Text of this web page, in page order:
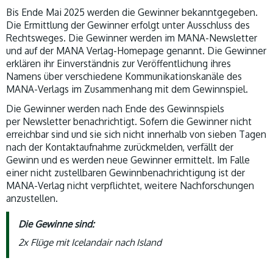
Bis Ende Mai 2025 werden die Gewinner bekanntgegeben.
Die Ermittlung der Gewinner erfolgt unter Ausschluss des
Rechtsweges. Die Gewinner werden im MANA-Newsletter
und auf der MANA Verlag-Homepage genannt. Die Gewinner
erklären ihr Einverständnis zur Veröffentlichung ihres
Namens über verschiedene Kommunikationskanäle des
MANA-Verlags im Zusammenhang mit dem Gewinnspiel.
Die Gewinner werden nach Ende des Gewinnspiels
per Newsletter benachrichtigt. Sofern die Gewinner nicht
erreichbar sind und sie sich nicht innerhalb von sieben Tagen
nach der Kontaktaufnahme zurückmelden, verfällt der
Gewinn und es werden neue Gewinner ermittelt. Im Falle
einer nicht zustellbaren Gewinnbenachrichtigung ist der
MANA-Verlag nicht verpflichtet, weitere Nachforschungen
anzustellen.
Die Gewinne sind:
2x Flüge mit Icelandair nach Island